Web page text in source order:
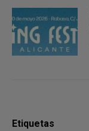
Etiquetas